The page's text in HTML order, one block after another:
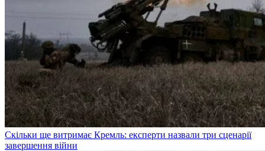
Скільки ще витримає Кремль: експерти назвали три сценарії
завершення війни